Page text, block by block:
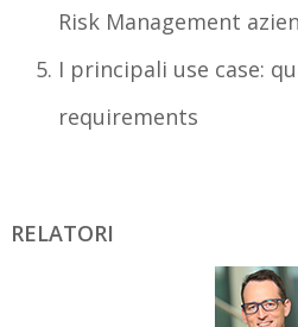
Risk Management
I principali use case:
requirements
RELATORI